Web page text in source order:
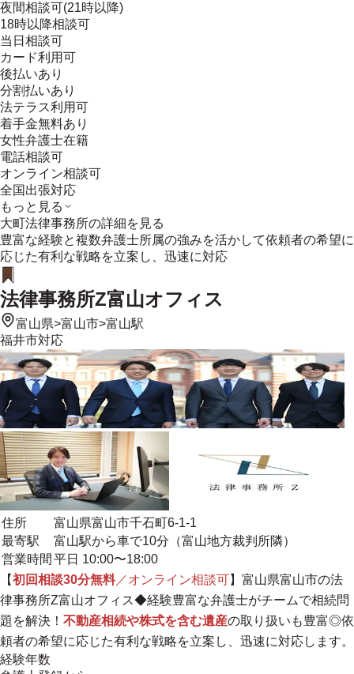
夜間相談可(21時以降)
18時以降相談可
当日相談可
カード利用可
後払いあり
分割払いあり
法テラス利用可
着手金無料あり
女性弁護士在籍
電話相談可
オンライン相談可
全国出張対応
もっと見る
大町法律事務所の詳細を見る
豊富な経験と複数弁護士所属の強みを活かして依頼者の希望に
応じた有利な戦略を立案し、迅速に対応
法律事務所Z富山オフィス
富山県>富山市>富山駅
福井市対応
住所
富山県富山市千石町6-1-1
最寄駅
富山駅から車で10分（富山地方裁判所隣）
営業時間 平日 10:00〜18:00
【初回相談30分無料／オンライン相談可】富山県富山市の法
律事務所Z富山オフィス◆経験豊富な弁護士がチームで相続問
題を解決！ 不動産相続や株式を含む遺産の取り扱いも豊富◎依
頼者の希望に応じた有利な戦略を立案し、迅速に対応します。
経験年数